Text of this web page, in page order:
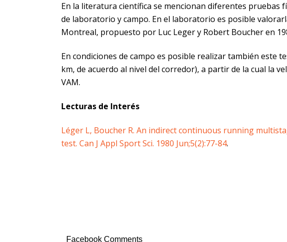
En la literatura científica se mencionan diferentes pruebas
de laboratorio y campo. En el laboratorio es posible
Montreal, propuesto por Luc Leger y Robert Boucher en
En condiciones de campo es posible realizar también este
km, de acuerdo al nivel del corredor), a partir de la cual la
VAM.
Lecturas de Interés
Léger L, Boucher R. An indirect continuous running
test. Can J Appl Sport Sci. 1980 Jun;5(2):77-84.
Facebook Comments